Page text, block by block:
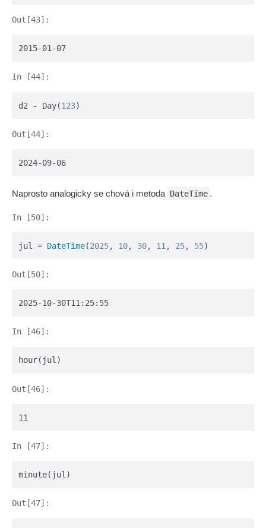
2015-01-07
d2 - Day(123)
2024-09-06
Naprosto analogicky se chová i metoda DateTime .
jul = DateTime(2025, 10, 30, 11 , 25, 55)
2025-10-30T11:25:55
hour(jul)
11
minute(jul)